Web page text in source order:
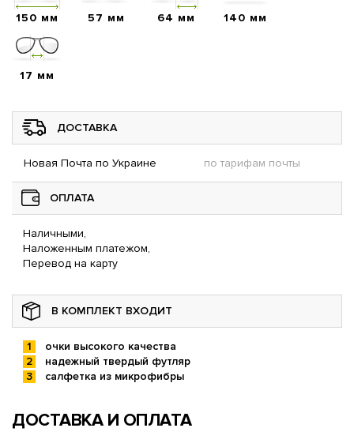
150 мм 57 мм 64 мм 140 мм
17 мм
ДОСТАВКА
Новая Почта по Украине по тарифам почты
ОПЛАТА
Наличными,
Наложенным платежом,
Перевод на карту
В КОМПЛЕКТ ВХОДИТ
очки высокого качества
надежный твердый футляр
салфетка из микрофибры
ДОСТАВКА И ОПЛАТА